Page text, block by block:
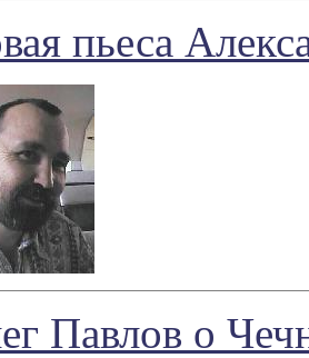
пьеса
Павлов о